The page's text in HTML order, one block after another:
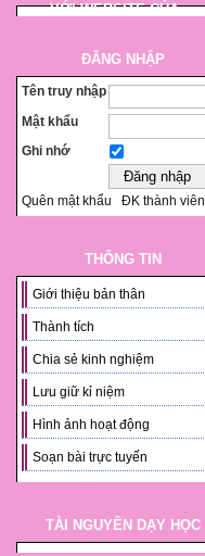
VỚI WEBSITE CỦA ...
ĐĂNG NHẬP
Tên truy nhập
Mật khẩu
Ghi nhớ
Quên mật khẩu ĐK thành viên
THÔNG TIN
Giới thiệu bản thân
Thành tích
Chia sẻ kinh nghiệm
Lưu giữ kỉ niệm
Hình ảnh hoạt động
Soạn bài trực tuyến
TÀI NGUYÊN DẠY HỌC